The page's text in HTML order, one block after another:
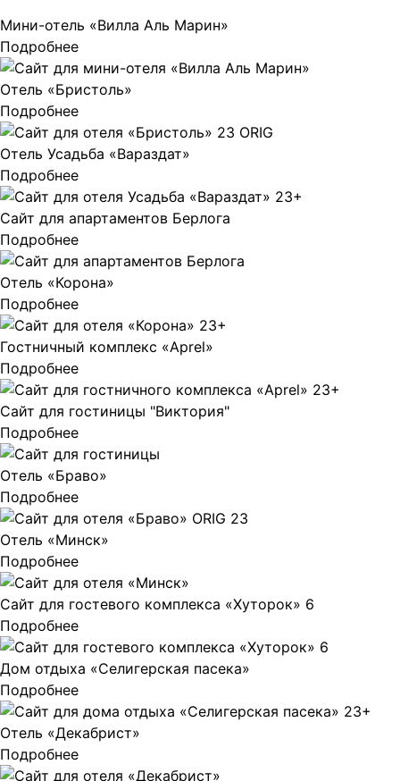
Мини-отель «Вилла Аль Марин»
Подробнее
Отель «Бристоль»
Подробнее
Отель Усадьба «Вараздат»
Подробнее
Сайт для апартаментов Берлога
Подробнее
Отель «Корона»
Подробнее
Гостничный комплекс «Aprel»
Подробнее
Сайт для гостиницы "Виктория"
Подробнее
Отель «Браво»
Подробнее
Отель «Минск»
Подробнее
Сайт для гостевого комплекса «Хуторок» 6
Подробнее
Дом отдыха «Селигерская пасека»
Подробнее
Отель «Декабрист»
Подробнее